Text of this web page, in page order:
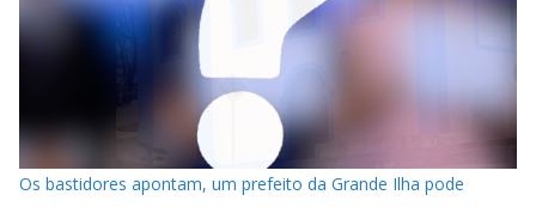
Os bastidores apontam, um prefeito da Grande Ilha pode